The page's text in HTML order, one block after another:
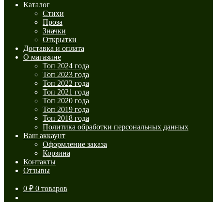
Каталог
Стихи
Проза
Значки
Открытки
Доставка и оплата
О магазине
Топ 2024 года
Топ 2023 года
Топ 2022 года
Топ 2021 года
Топ 2020 года
Топ 2019 года
Топ 2018 года
Политика обработки персональных данных
Ваш аккаунт
Оформление заказа
Корзина
Контакты
Отзывы
0 ₽ 0 товаров